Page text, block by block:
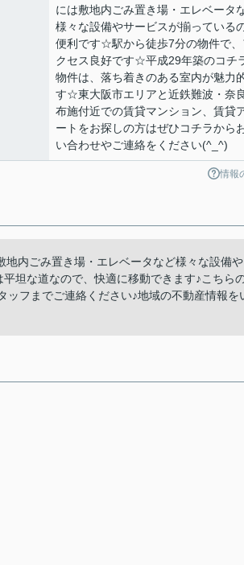
には敷地内ごみ置き場・エレベータ
様々な設備やサービスが揃っている
便利です☆駅から徒歩7分の物件で
クセス良好です☆平成29年築のコチ
物件は、落ち着きのある室内が魅力
す☆東大阪市エリアと近鉄難波・奈
布施付近での賃貸マンション、賃貸
ートをお探しの方はぜひコチラから
い合わせやご連絡をください(^_^)
情報
内ごみ置き場・エレベータなど様々な設備や
坦な道なので、快適に移動できます♪こちら
ッフまでご連絡ください♪地域の不動産情報を